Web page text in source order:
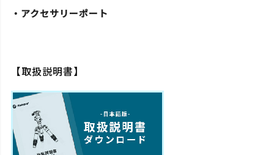
・アクセサリーポート
【取扱説明書】